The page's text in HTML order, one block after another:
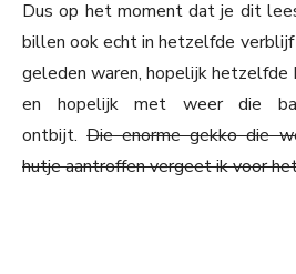
Dus op het moment dat je dit
billen ook echt in hetzelfde
geleden waren, hopelijk hetzelfde
en hopelijk met weer die
ontbijt.Die enorme gekko die
hutje aantroffen vergeet ik voor